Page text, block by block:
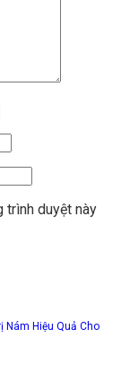
trình duyệt này
Nám Hiệu Quả Cho